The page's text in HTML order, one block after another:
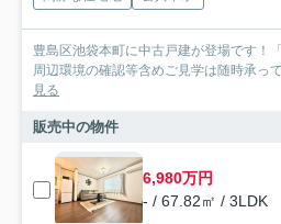
豊島区池袋本町に中古戸建が登場です！
周辺環境の確認等含めご見学は随時承っ
見る
販売中の物件
6,980万円
- / 67.82㎡ / 3LDK